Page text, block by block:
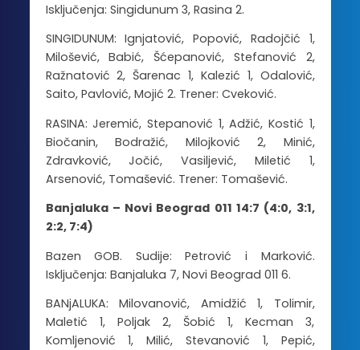
Isključenja: Singidunum 3, Rasina 2.
SINGIDUNUM: Ignjatović, Popović, Radojčić 1,
Milošević, Babić, Šćepanović, Stefanović 2,
Ražnatović 2, Šarenac 1, Kalezić 1, Odalović,
Saito, Pavlović, Mojić 2. Trener: Cveković.
RASINA: Jeremić, Stepanović 1, Adžić, Kostić 1,
Biočanin, Bodražić, Milojković 2, Minić,
Zdravković, Jočić, Vasiljević, Miletić 1,
Arsenović, Tomašević. Trener: Tomašević.
Banjaluka – Novi Beograd 011 14:7 (4:0, 3:1,
2:2, 7:4)
Bazen GOB. Sudije: Petrović i Marković.
Isključenja: Banjaluka 7, Novi Beograd 011 6.
BANjALUKA: Milovanović, Amidžić 1, Tolimir,
Maletić 1, Poljak 2, Šobić 1, Kecman 3,
Komljenović 1, Milić, Stevanović 1, Pepić,